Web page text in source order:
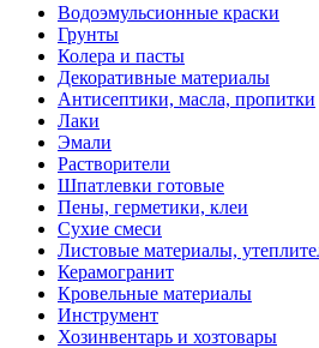
Водоэмульсионные краски
Грунты
Колера и пасты
Декоративные материалы
Антисептики, масла, пропитки
Лаки
Эмали
Растворители
Шпатлевки готовые
Пены, герметики, клеи
Сухие смеси
Листовые материалы,
Керамогранит
Кровельные материалы
Инструмент
Хозинвентарь и хозтовары